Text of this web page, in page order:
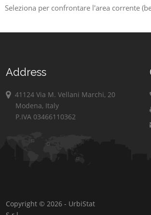
Seleziona per confrontare l'area corrente
Address
41124 Via M. Vellani Marchi, 20
Modena, Italy
P.IVA 03466110362
Copyright © 2026 - UrbiStat